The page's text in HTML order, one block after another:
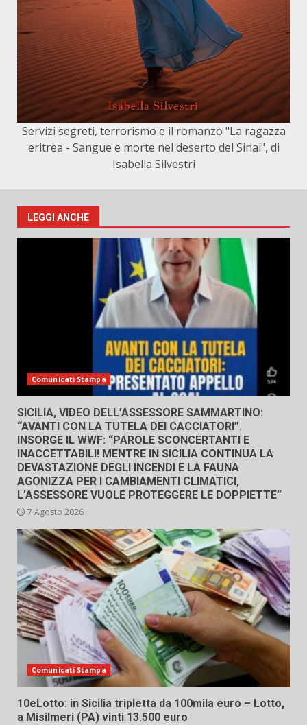
Servizi segreti, terrorismo e il romanzo "La ragazza
eritrea - Sangue e morte nel deserto del Sinai", di
Isabella Silvestri
LEGGI ANCHE
Comunicati Stampa
SICILIA, VIDEO DELL’ASSESSORE SAMMARTINO:
“AVANTI CON LA TUTELA DEI CACCIATORI”.
INSORGE IL WWF: “PAROLE SCONCERTANTI E
INACCETTABILI! MENTRE IN SICILIA CONTINUA LA
DEVASTAZIONE DEGLI INCENDI E LA FAUNA
AGONIZZA PER I CAMBIAMENTI CLIMATICI,
L’ASSESSORE VUOLE PROTEGGERE LE DOPPIETTE”
7 Agosto 2026
Comunicati Stampa
10eLotto: in Sicilia tripletta da 100mila euro – Lotto,
a Misilmeri (PA) vinti 13.500 euro